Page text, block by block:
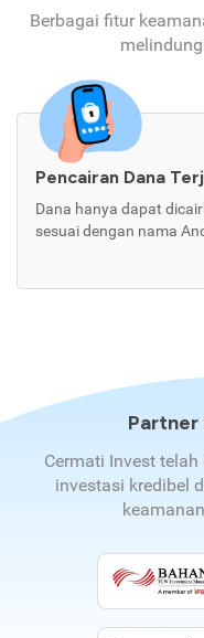
Berbagai fitur
Pencairan Dana
Dana hanya dapat
sesuai dengan nama
Partner
Cermati Invest
investasi kredibel